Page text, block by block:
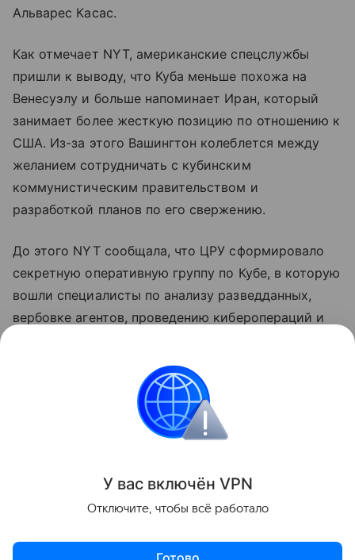
Альварес Касас.
Как отмечает NYT, американские спецслужбы
пришли к выводу, что Куба меньше похожа на
Венесуэлу и больше напоминает Иран, который
занимает более жесткую позицию по отношению к
США. Из-за этого Вашингтон колеблется между
желанием сотрудничать с кубинским
коммунистическим правительством и
разработкой планов по его свержению.
До этого NYT сообщала, что ЦРУ сформировало
секретную оперативную группу по Кубе, в которую
вошли специалисты по анализу разведданных,
вербовке агентов, проведению киберопераций и
раскола в политической элите Кубы и
способствовать приходу к власти политиков,
готовых учитывать требования американского
Поделиться
У вас включён VPN
Отключите, чтобы всё работало